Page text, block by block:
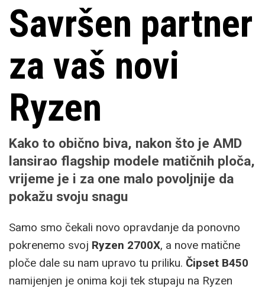
Savršen partner
za vaš novi
Ryzen
Kako to obično biva, nakon što je AMD
lansirao flagship modele matičnih ploča,
vrijeme je i za one malo povoljnije da
pokažu svoju snagu
Samo smo čekali novo opravdanje da ponovno
pokrenemo svoj Ryzen 2700X, a nove matične
ploče dale su nam upravo tu priliku. Čipset B450
namijenjen je onima koji tek stupaju na Ryzen